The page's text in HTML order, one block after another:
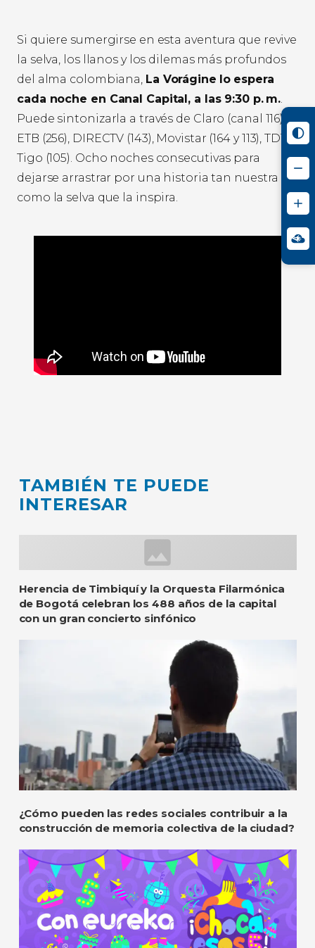
Si quiere sumergirse en esta aventura que revive
la selva, los llanos y los dilemas más profundos
del alma colombiana, La Vorágine lo espera
cada noche en Canal Capital, a las 9:30 p. m..
Puede sintonizarla a través de Claro (canal 116),
ETB (256), DIRECTV (143), Movistar (164 y 113), TDT y
Tigo (105). Ocho noches consecutivas para
dejarse arrastrar por una historia tan nuestra
como la selva que la inspira.
TAMBIÉN TE PUEDE
INTERESAR
Herencia de Timbiquí y la Orquesta Filarmónica
de Bogotá celebran los 488 años de la capital
con un gran concierto sinfónico
¿Cómo pueden las redes sociales contribuir a la
construcción de memoria colectiva de la ciudad?